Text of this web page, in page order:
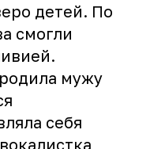
детей. По
смогли
мужу
себя